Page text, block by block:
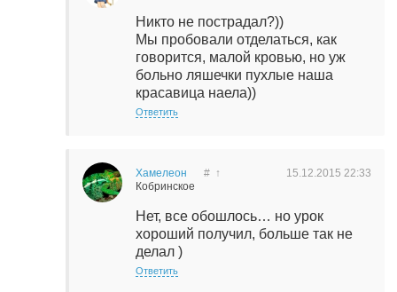
Никто не пострадал?))
Мы пробовали отделаться, как
говорится, малой кровью, но уж
больно ляшечки пухлые наша
красавица наела))
Ответить
Хамелеон
Кобринское
15.12.2015 22:33
# ↑
Нет, все обошлось… но урок
хороший получил, больше так не
делал )
Ответить